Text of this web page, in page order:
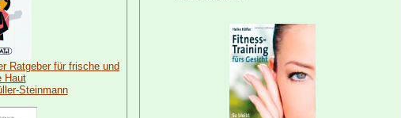
Ratgeber für frische und
Haut
Steinmann